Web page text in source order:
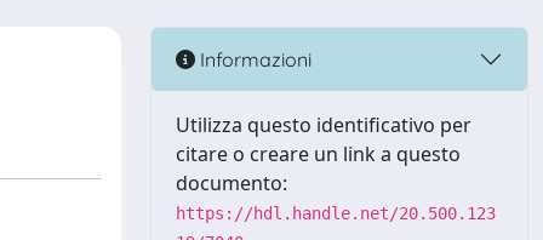
Informazioni
Utilizza questo identificativo per
citare o creare un link a questo
documento:
https://hdl.handle.net/20.500.123